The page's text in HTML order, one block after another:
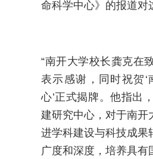
命科学中心》的报道对
“南开大学校长龚克在
表示感谢，同时祝贺
心’正式揭牌。他指出
建研究中心，对于南开
进学科建设与科技成果
广度和深度，培养具